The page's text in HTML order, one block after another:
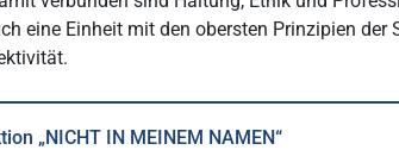
eine Einheit mit den obersten Prinzipien
„NICHT IN MEINEM NAMEN“